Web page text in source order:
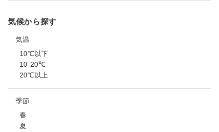
気候から探す
気温
10℃以下
10-20℃
20℃以上
季節
春
夏